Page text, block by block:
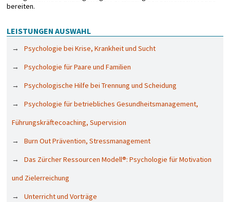
bereiten.
LEISTUNGEN AUSWAHL
Psychologie bei Krise, Krankheit und Sucht
Psychologie für Paare und Familien
Psychologische Hilfe bei Trennung und Scheidung
Psychologie für betriebliches Gesundheitsmanagement,
Führungskräftecoaching, Supervision
Burn Out Prävention, Stressmanagement
Das Zürcher Ressourcen Modell®: Psychologie für Motivation
und Zielerreichung
Unterricht und Vorträge